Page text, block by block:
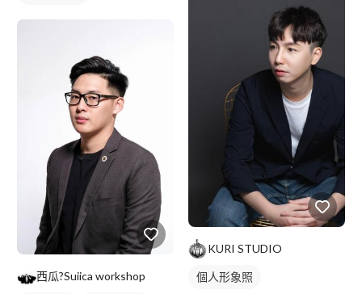
西瓜?Suiica workshop
KURI STUDIO
個人形象照